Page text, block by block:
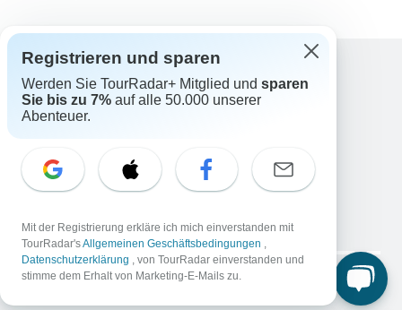
Support
Kontakt
Schweiz +41 225 183 195
E-Mail: support@tourradar.com
EN DE ES FR NL
Copyright © TourRadar. Alle Rechte vorbehalten.
Registrieren und sparen
Werden Sie TourRadar+ Mitglied und sparen
Sie bis zu 7% auf alle 50.000 unserer
Abenteuer.
Mit der Registrierung erkläre ich mich einverstanden mit
TourRadar'sAllgemeinen Geschäftsbedingungen ,
Datenschutzerklärung , von TourRadar einverstanden und
stimme dem Erhalt von Marketing-E-Mails zu.